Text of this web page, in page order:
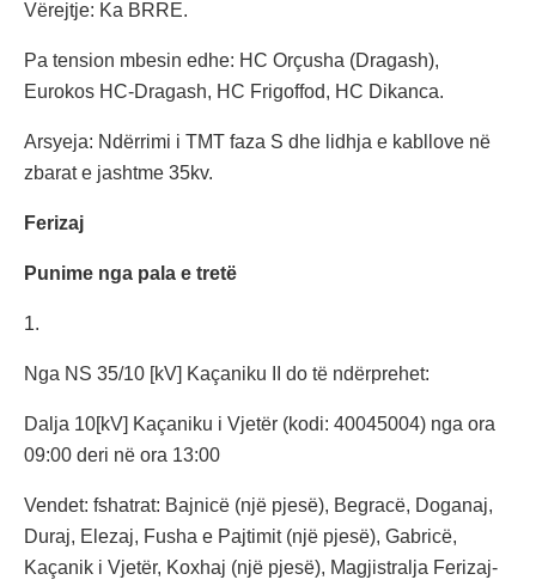
Vërejtje: Ka BRRE.
Pa tension mbesin edhe: HC Orçusha (Dragash),
Eurokos HC-Dragash, HC Frigoffod, HC Dikanca.
Arsyeja: Ndërrimi i TMT faza S dhe lidhja e kabllove në
zbarat e jashtme 35kv.
Ferizaj
Punime nga pala e tretë
1.
Nga NS 35/10 [kV] Kaçaniku II do të ndërprehet:
Dalja 10[kV] Kaçaniku i Vjetër (kodi: 40045004) nga ora
09:00 deri në ora 13:00
Vendet: fshatrat: Bajnicë (një pjesë), Begracë, Doganaj,
Duraj, Elezaj, Fusha e Pajtimit (një pjesë), Gabricë,
Kaçanik i Vjetër, Koxhaj (një pjesë), Magjistralja Ferizaj-